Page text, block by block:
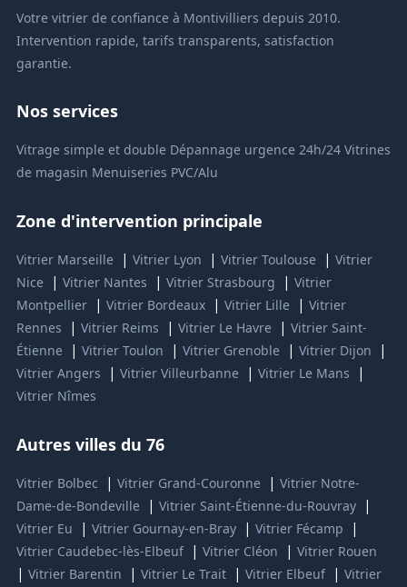
Votre vitrier de confiance à Montivilliers depuis 2010.
Intervention rapide, tarifs transparents, satisfaction
garantie.
Nos services
Vitrage simple et double Dépannage urgence 24h/24 Vitrines
de magasin Menuiseries PVC/Alu
Zone d'intervention principale
Vitrier Marseille | Vitrier Lyon | Vitrier Toulouse | Vitrier
Nice
| Vitrier Nantes | Vitrier Strasbourg | Vitrier
Montpellier | Vitrier Bordeaux | Vitrier Lille | Vitrier
Rennes
| Vitrier Reims | Vitrier Le Havre | Vitrier Saint-
Étienne
| Vitrier Toulon | Vitrier Grenoble | Vitrier Dijon |
Vitrier Angers | Vitrier Villeurbanne | Vitrier Le Mans |
Vitrier Nîmes
Autres villes du 76
Vitrier Bolbec | Vitrier Grand-Couronne | Vitrier Notre-
Dame-de-Bondeville
| Vitrier Saint-Étienne-du-Rouvray |
Vitrier Eu | Vitrier Gournay-en-Bray | Vitrier Fécamp |
Vitrier Caudebec-lès-Elbeuf | Vitrier Cléon | Vitrier Rouen
| Vitrier Barentin | Vitrier Le Trait | Vitrier Elbeuf | Vitrier